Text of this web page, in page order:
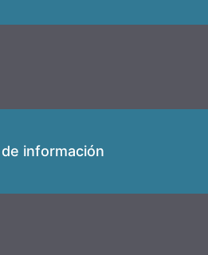
información